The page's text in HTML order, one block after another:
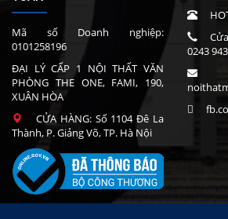
Mã số Doanh nghiệp:
0101258196
ĐẠI LÝ CẤP 1 NỘI THẤT VĂN
PHÒNG THE ONE, FAMI, 190,
XUÂN HÒA
CỬA HÀNG: Số 1104 Đê La
Thành, P. Giảng Võ, TP. Hà Nội
0243